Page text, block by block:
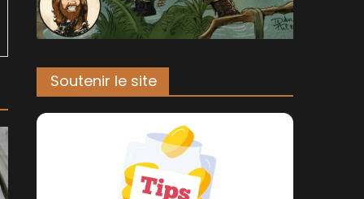
Soutenir le site